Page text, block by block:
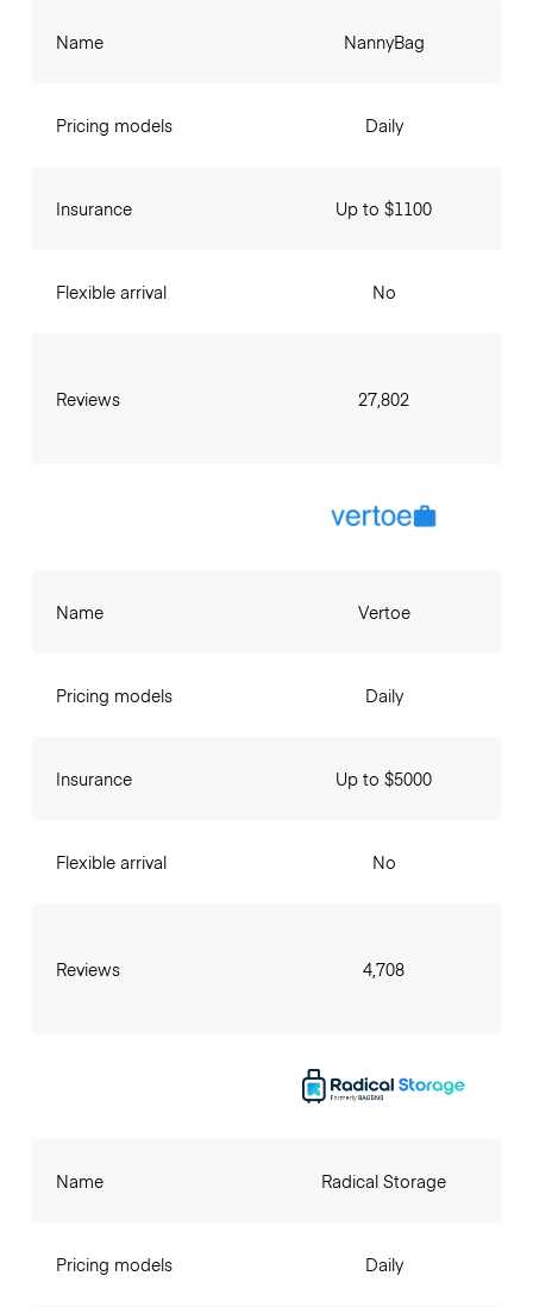
Name
Pricing models
Insurance
Flexible arrival
Reviews
NannyBag
Daily
Up to $1100
No
27,802
Name
Pricing models
Insurance
Flexible arrival
Reviews
Vertoe
Daily
Up to $5000
No
4,708
Name
Pricing models
Radical Storage
Daily